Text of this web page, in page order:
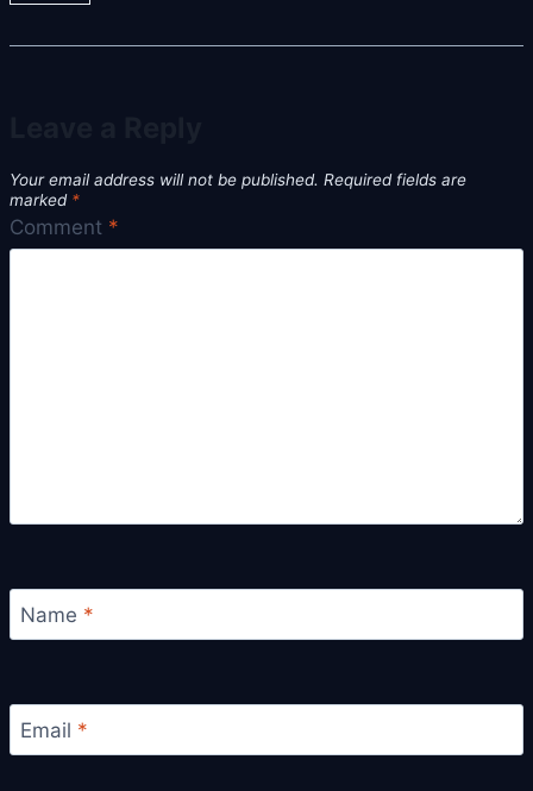
Your email address will not be published. Required fields are
marked *
Comment *
Name *
Email *